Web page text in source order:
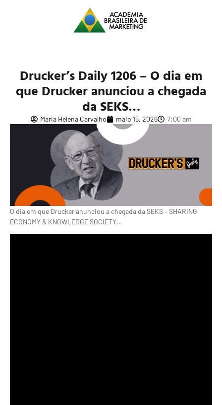
Drucker’s Daily 1206 – O dia em
que Drucker anunciou a chegada
da SEKS…
Maria Helena Carvalho maio 15, 2026 7:00 am
O dia em que Drucker anunciou a chegada da SEKS – SHARING
ECONOMY & KNOWLEDGE SOCIETY…